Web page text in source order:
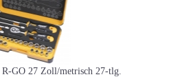
R-GO 27 Zoll/metrisch 27-tlg.